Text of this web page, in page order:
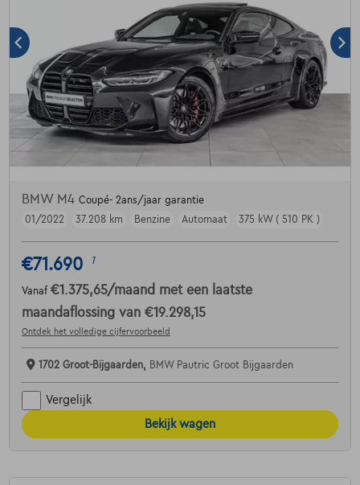
BMW M4 Coupé- 2ans/jaar garantie
01/2022
37.208 km Benzine Automaat 375 kW ( 510 PK )
€71.690 1
Vanaf €1.375,65/maand met een laatste
maandaflossing van €19.298,15
Ontdek het volledige cijfervoorbeeld
1702 Groot-Bijgaarden, BMW Pautric Groot Bijgaarden
Vergelijk
Bekijk wagen